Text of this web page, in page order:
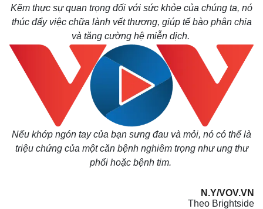
Kẽm thực sự quan trọng đối với sức khỏe của chúng ta, nó
thúc đẩy việc chữa lành vết thương, giúp tế bào phân chia
và tăng cường hệ miễn dịch.
Nếu khớp ngón tay của bạn sưng đau và mỏi, nó có thể là
triệu chứng của một căn bệnh nghiêm trọng như ung thư
phổi hoặc bệnh tim.
N.Y/VOV.VN
Theo Brightside